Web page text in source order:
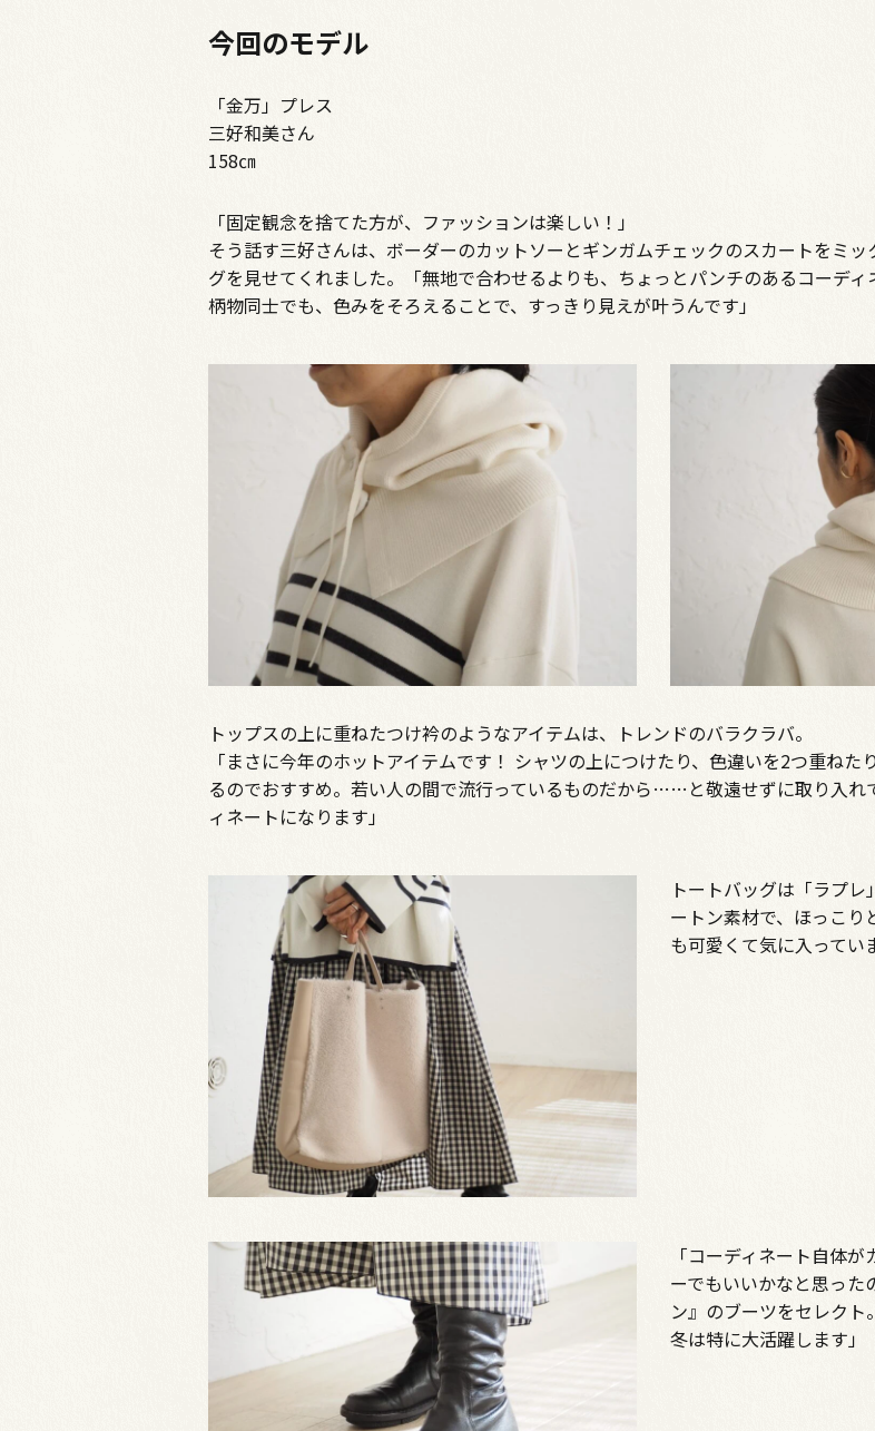
今回のモデル
「金万」プレス
三好和美さん
158㎝
「固定観念を捨てた方が、ファッションは楽しい！」
そう話す三好さんは、ボーダーのカットソーとギンガムチェックのスカートをミ
グを見せてくれました。「無地で合わせるよりも、ちょっとパンチのあるコーディ
柄物同士でも、色みをそろえることで、すっきり見えが叶うんです」
トップスの上に重ねたつけ衿のようなアイテムは、トレンドのバラクラバ。
「まさに今年のホットアイテムです！ シャツの上につけたり、色違いを2つ重ねた
るのでおすすめ。若い人の間で流行っているものだから……と敬遠せずに取り入れ
ィネートになります」
トートバッグは「ラプ
ートン素材で、ほっこり
も可愛くて気に入ってい
「コーディネート自体
ーでもいいかなと思った
ン』のブーツをセレク
冬は特に大活躍します」